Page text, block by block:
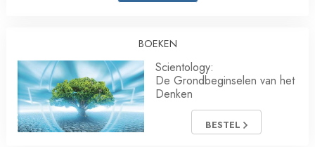
BOEKEN
Scientology:
De Grondbeginselen van het
Denken
BESTEL